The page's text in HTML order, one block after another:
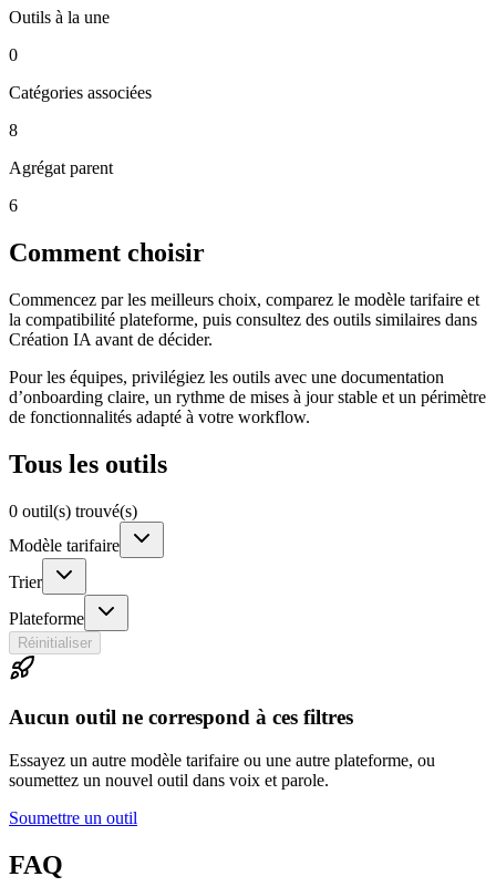
Outils à la une
0
Catégories associées
8
Agrégat parent
6
Comment choisir
Commencez par les meilleurs choix, comparez le modèle tarifaire et
la compatibilité plateforme, puis consultez des outils similaires dans
Création IA avant de décider.
Pour les équipes, privilégiez les outils avec une documentation
d’onboarding claire, un rythme de mises à jour stable et un périmètre
de fonctionnalités adapté à votre workflow.
Tous les outils
0 outil(s) trouvé(s)
Modèle tarifaire
Trier
Plateforme
Réinitialiser
Aucun outil ne correspond à ces filtres
Essayez un autre modèle tarifaire ou une autre plateforme, ou
soumettez un nouvel outil dans voix et parole.
Soumettre un outil
FAQ